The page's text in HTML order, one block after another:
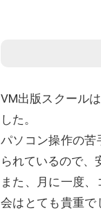
VM出版スクール
した。
パソコン操作の苦
られているので、
また、月に一度
会はとても貴重で